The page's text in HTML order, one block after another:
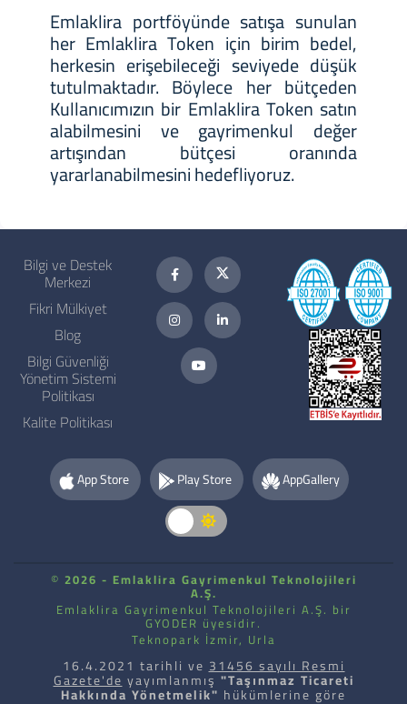
Emlaklira portföyünde satışa sunulan
her Emlaklira Token için birim bedel,
herkesin erişebileceği seviyede düşük
tutulmaktadır. Böylece her bütçeden
Kullanıcımızın bir Emlaklira Token satın
alabilmesini ve gayrimenkul değer
artışından bütçesi oranında
yararlanabilmesini hedefliyoruz.
Bilgi ve Destek
Merkezi
Fikri Mülkiyet
Blog
Bilgi Güvenliği
Yönetim Sistemi
Politikası
Kalite Politikası
App Store Play Store AppGallery
© 2026 - Emlaklira Gayrimenkul Teknolojileri
A.Ş.
Emlaklira Gayrimenkul Teknolojileri A.Ş. bir
GYODER üyesidir.
Teknopark İzmir, Urla
16.4.2021 tarihli ve31456 sayılı Resmi
Gazete'deyayımlanmış "Taşınmaz Ticareti
Hakkında Yönetmelik" hükümlerine göre